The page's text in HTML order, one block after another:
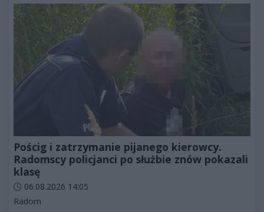
Pościg i zatrzymanie pijanego kierowcy.
Radomscy policjanci po służbie znów pokazali
klasę
Data dodania artykułu:
06.08.2026 14:05
Kategorie artykułu:
Radom